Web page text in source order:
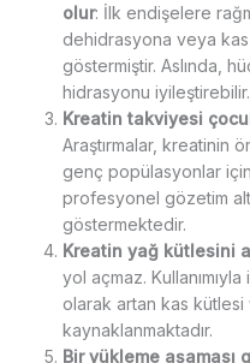
olur: İlk endişelere
dehidrasyona veya kas
göstermiştir. Aslında,
hidrasyonu iyileştirebilir.
Kreatin takviyesi
Araştırmalar, kreatinin
genç popülasyonlar
profesyonel gözetim
göstermektedir.
Kreatin yağ kütlesini
yol açmaz.
olarak artan kas kütlesi
kaynaklanmaktadır.
Bir yükleme aşaması